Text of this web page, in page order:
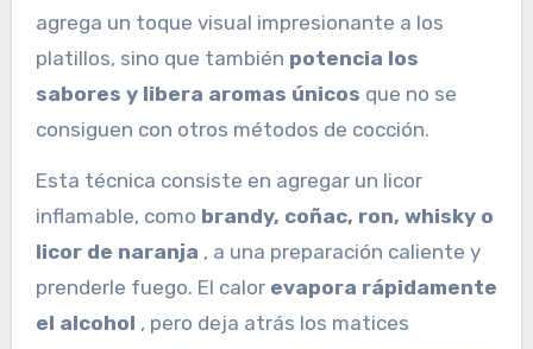
agrega un toque visual impresionante a los
platillos, sino que también potencia los
sabores y libera aromas únicos que no se
consiguen con otros métodos de cocción.
Esta técnica consiste en agregar un licor
inflamable, como brandy, coñac, ron, whisky o
licor de naranja , a una preparación caliente y
prenderle fuego. El calor evapora rápidamente
el alcohol , pero deja atrás los matices